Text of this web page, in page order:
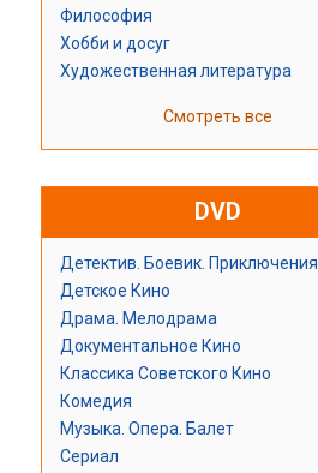
Философия
Хобби и досуг
Художественная литература
Смотреть все
DVD
Детектив. Боевик. Приключения
Детское Кино
Драма. Мелодрама
Документальное Кино
Классика Советского Кино
Комедия
Музыка. Опера. Балет
Сериал